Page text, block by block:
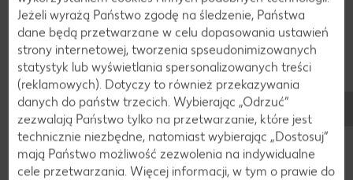
Jeżeli wyrażą Państwo zgodę na śledzenie, Państwa
dane będą przetwarzane w celu dopasowania ustawień
strony internetowej, tworzenia spseudonimizowanych
statystyk lub wyświetlania spersonalizowanych treści
(reklamowych). Dotyczy to również przekazywania
danych do państw trzecich. Wybierając „Odrzuć“
zezwalają Państwo tylko na przetwarzanie, które jest
technicznie niezbędne, natomiast wybierając „Dostosuj”
mają Państwo możliwość zezwolenia na indywidualne
cele przetwarzania. Więcej informacji, w tym o prawie do